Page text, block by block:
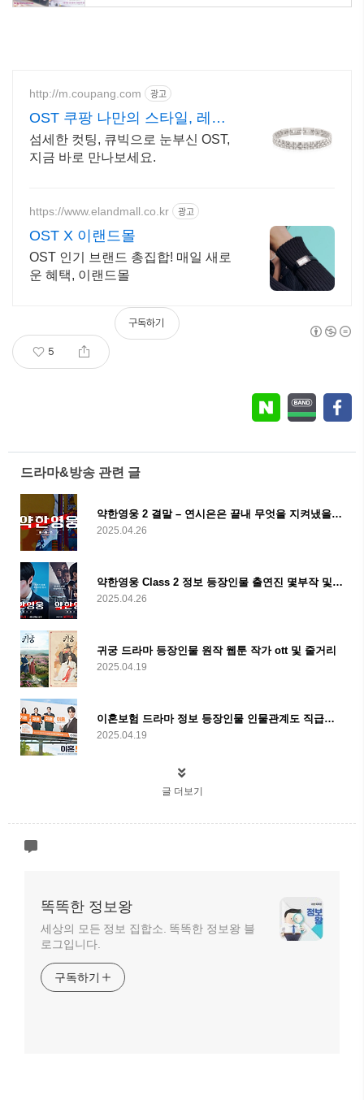
http://m.coupang.com 광고
OST 쿠팡 나만의 스타일, 레이
어드링
섬세한 컷팅, 큐빅으로 눈부신 OST,
지금 바로 만나보세요.
https://www.elandmall.co.kr 광고
OST X 이랜드몰
OST 인기 브랜드 총집합! 매일 새로
운 혜택, 이랜드몰
5
구독하기
드라마&방송 관련 글
약한영웅 2 결말 – 연시은은 끝내 무엇을 지켜냈을까? 시즌3
2025.04.26
약한영웅 Class 2 정보 등장인물 출연진 몇부작 및 줄거리
2025.04.26
귀궁 드라마 등장인물 원작 웹툰 작가 ott 및 줄거리
2025.04.19
이혼보험 드라마 정보 등장인물 인물관계도 직급쟁탈전 ott 재방송 및 줄거리
2025.04.19
글 더보기
똑똑한 정보왕
세상의 모든 정보 집합소. 똑똑한 정보왕 블
로그입니다.
구독하기